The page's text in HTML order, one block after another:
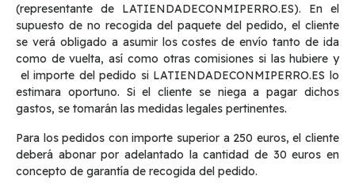
(representante de LATIENDADECONMIPERRO.ES). En el
supuesto de no recogida del paquete del pedido, el cliente
se verá obligado a asumir los costes de envío tanto de ida
como de vuelta, así como otras comisiones si las hubiere y
el importe del pedido si LATIENDADECONMIPERRO.ES lo
estimara oportuno. Si el cliente se niega a pagar dichos
gastos, se tomarán las medidas legales pertinentes.
Para los pedidos con importe superior a 250 euros, el cliente
deberá abonar por adelantado la cantidad de 30 euros en
concepto de garantía de recogida del pedido.